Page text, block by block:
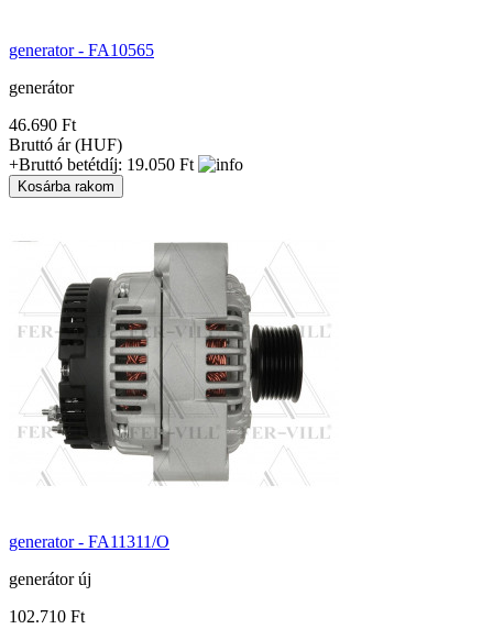
generator - FA10565
generátor
46.690 Ft
Bruttó ár (HUF)
+Bruttó betétdíj: 19.050 Ft
generator - FA11311/O
generátor új
102.710 Ft